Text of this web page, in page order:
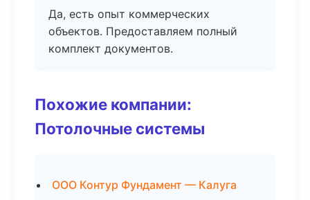
Да, есть опыт коммерческих
объектов. Предоставляем полный
комплект документов.
Похожие компании:
Потолочные системы
ООО Контур Фундамент — Калуга